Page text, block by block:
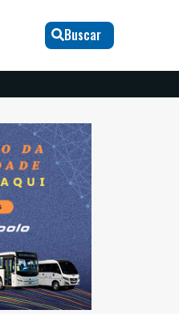
Buscar